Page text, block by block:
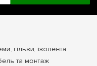
гільзи, ізолента
та монтаж